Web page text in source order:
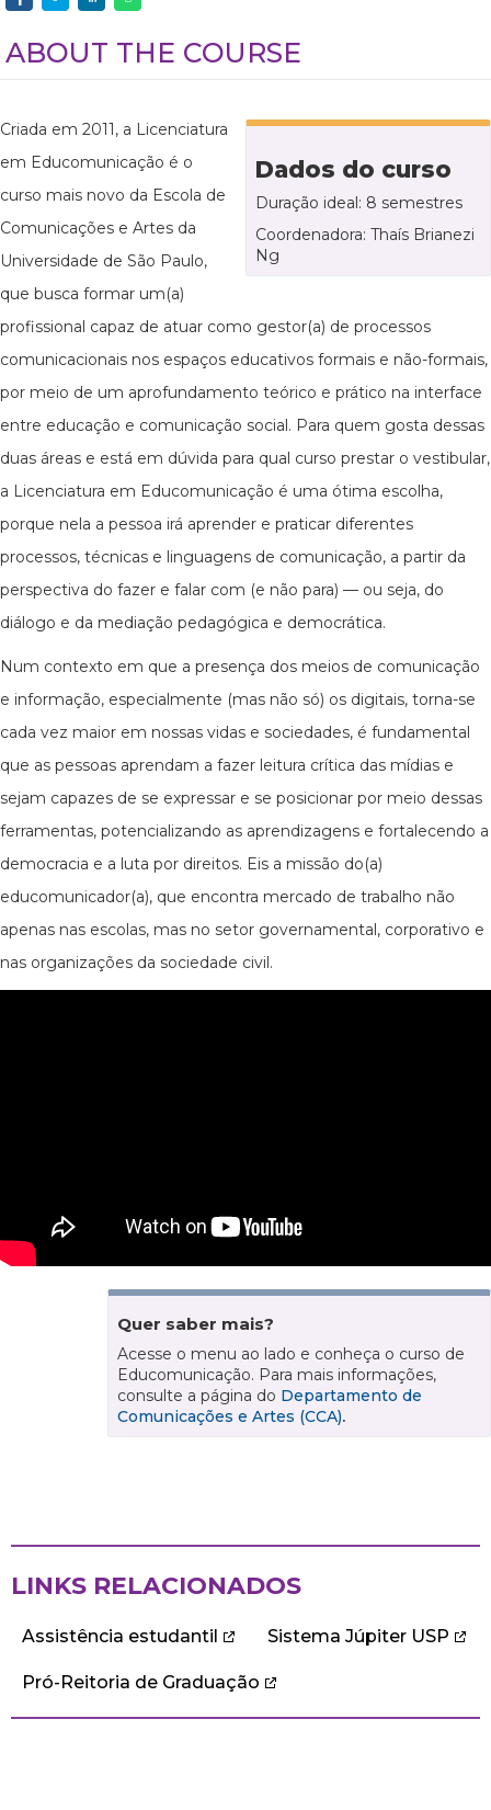
ABOUT THE COURSE
Dados do curso
Duração ideal: 8 semestres
Coordenadora: Thaís Brianezi
Ng
Criada em 2011, a Licenciatura
em Educomunicação é o
curso mais novo da Escola de
Comunicações e Artes da
Universidade de São Paulo,
que busca formar um(a)
profissional capaz de atuar como gestor(a) de processos
comunicacionais nos espaços educativos formais e não-formais,
por meio de um aprofundamento teórico e prático na interface
entre educação e comunicação social. Para quem gosta dessas
duas áreas e está em dúvida para qual curso prestar o vestibular,
a Licenciatura em Educomunicação é uma ótima escolha,
porque nela a pessoa irá aprender e praticar diferentes
processos, técnicas e linguagens de comunicação, a partir da
perspectiva do fazer e falar com (e não para) — ou seja, do
diálogo e da mediação pedagógica e democrática.
Num contexto em que a presença dos meios de comunicação
e informação, especialmente (mas não só) os digitais, torna-se
cada vez maior em nossas vidas e sociedades, é fundamental
que as pessoas aprendam a fazer leitura crítica das mídias e
sejam capazes de se expressar e se posicionar por meio dessas
ferramentas, potencializando as aprendizagens e fortalecendo a
democracia e a luta por direitos. Eis a missão do(a)
educomunicador(a), que encontra mercado de trabalho não
apenas nas escolas, mas no setor governamental, corporativo e
nas organizações da sociedade civil.
Quer saber mais?
Acesse o menu ao lado e conheça o curso de
Educomunicação. Para mais informações,
consulte a página do Departamento de
Comunicações e Artes (CCA).
LINKS RELACIONADOS
Assistência estudantil Sistema Júpiter USP
Pró-Reitoria de Graduação